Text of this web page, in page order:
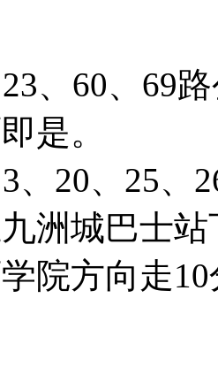
、60、69
是。
、20、25、
洲城巴士站
方向走10